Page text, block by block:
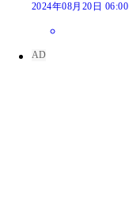
2024年08月20日 06:00